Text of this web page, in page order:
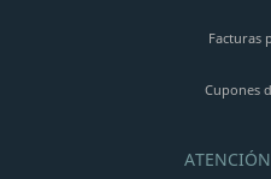
Facturas
Cupones